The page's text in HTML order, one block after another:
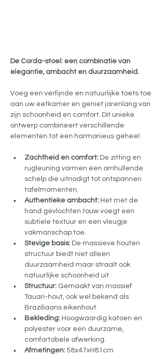
De Corda-stoel: een combinatie van
elegantie, ambacht en duurzaamheid.
Voeg een verfijnde en natuurlijke toets toe
aan uw eetkamer en geniet jarenlang van
zijn schoonheid en comfort. Dit unieke
ontwerp combineert verschillende
elementen tot een harmonieus geheel:
Zachtheid en comfort: De zitting en
rugleuning vormen een omhullende
schelp die uitnodigt tot ontspannen
tafelmomenten.
Authentieke ambacht: Het met de
hand gevlochten touw voegt een
subtiele textuur en een vleugje
vakmanschap toe.
Stevige basis: De massieve houten
structuur biedt niet alleen
duurzaamheid maar straalt ook
natuurlijke schoonheid uit.
Structuur: Gemaakt van massief
Tauari-hout, ook wel bekend als
Braziliaans eikenhout.
Bekleding: Hoogwaardig katoen en
polyester voor een duurzame,
comfortabele afwerking.
Afmetingen: 58x47xH81cm